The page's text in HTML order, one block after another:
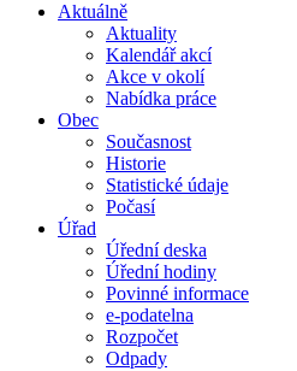
Aktuálně
Aktuality
Kalendář akcí
Akce v okolí
Nabídka práce
Obec
Současnost
Historie
Statistické údaje
Počasí
Úřad
Úřední deska
Úřední hodiny
Povinné informace
e-podatelna
Rozpočet
Odpady